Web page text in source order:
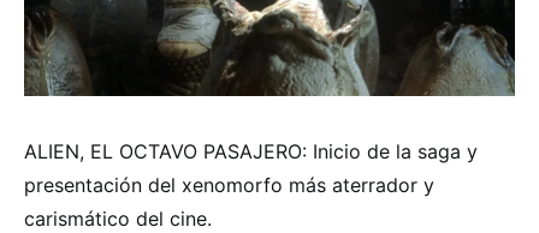
ALIEN, EL OCTAVO PASAJERO: Inicio de la saga y
presentación del xenomorfo más aterrador y
carismático del cine.